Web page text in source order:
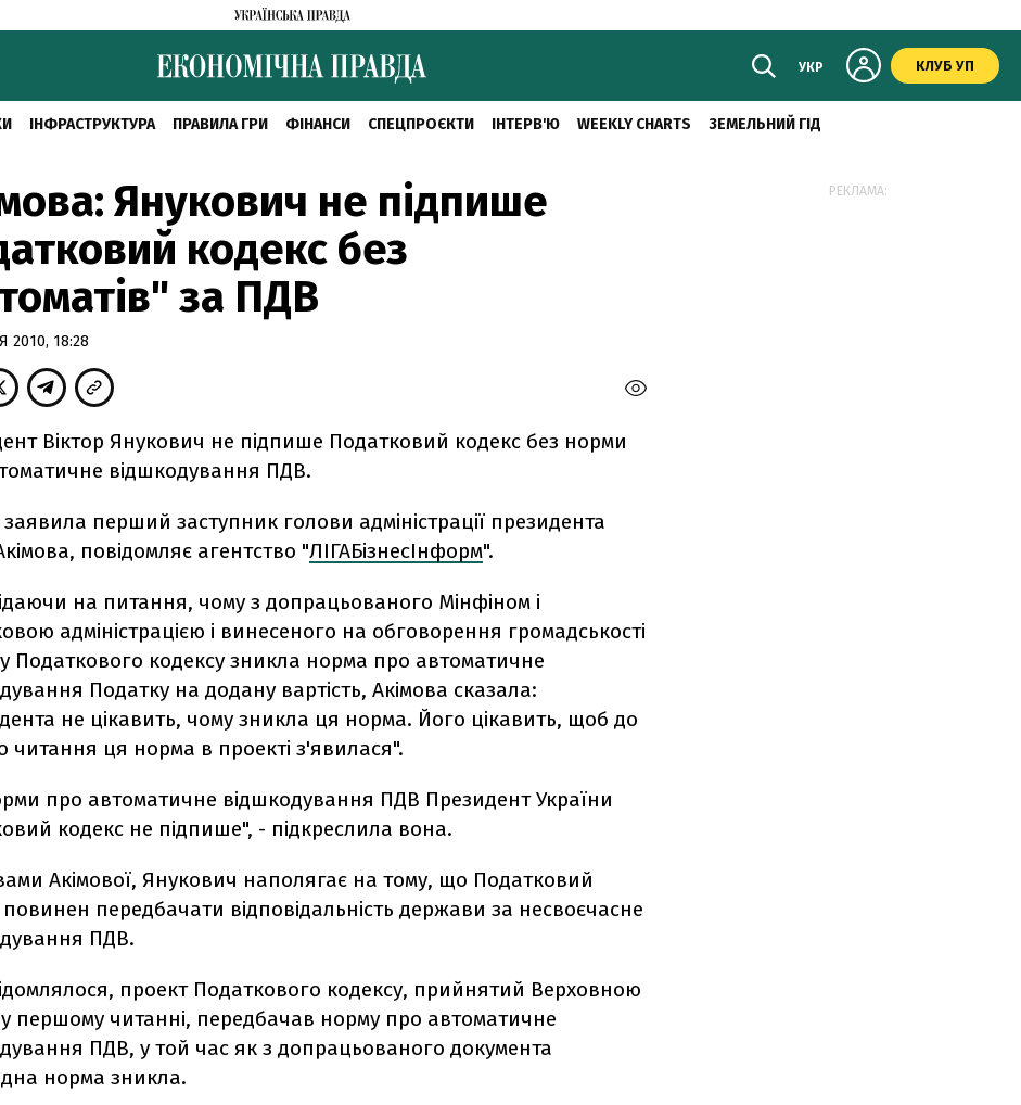
УКР КЛУБ УП
ІНФРАСТРУКТУРА ПРАВИЛА ГРИ ФІНАНСИ СПЕЦПРОЄКТИ ІНТЕРВ'Ю WEEKLY CHARTS ЗЕМЕЛЬНИЙ ГІД
Янукович не підпише
кодекс без
за ПДВ
2010, 18:28
Віктор Янукович не підпише Податковий кодекс без норми
відшкодування ПДВ.
перший заступник голови адміністрації президента
повідомляє агентство "ЛІГАБізнесІнформ".
на питання, чому з допрацьованого Мінфіном і
адміністрацією і винесеного на обговорення громадськості
Податкового кодексу зникла норма про автоматичне
Податку на додану вартість, Акімова сказала:
не цікавить, чому зникла ця норма. Його цікавить, щоб до
читання ця норма в проекті з'явилася".
про автоматичне відшкодування ПДВ Президент України
кодекс не підпише", - підкреслила вона.
Акімової, Янукович наполягає на тому, що Податковий
повинен передбачати відповідальність держави за несвоєчасне
ПДВ.
проект Податкового кодексу, прийнятий Верховною
першому читанні, передбачав норму про автоматичне
ПДВ, у той час як з допрацьованого документа
норма зникла.
РЕКЛАМА: